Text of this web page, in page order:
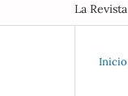
La Revista
Inicio